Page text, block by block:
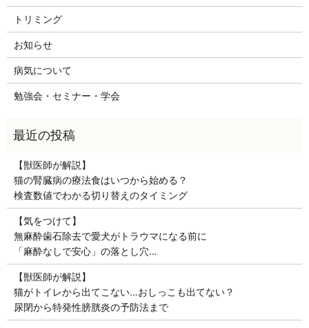
トリミング
お知らせ
病気について
勉強会・セミナー・学会
【獣医師が解説】
猫の腎臓病の療法食はいつから始める？
検査数値でわかる切り替えのタイミング
【気をつけて】
無麻酔歯石除去で愛犬がトラウマになる前に
「麻酔なしで安心」の落とし穴…
【獣医師が解説】
猫がトイレから出てこない…おしっこも出てない？
尿閉から特発性膀胱炎の予防法まで